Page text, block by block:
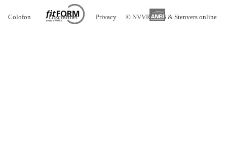
© NVVR 2026 & Stenvers online
Colofon Disclaimer Privacy